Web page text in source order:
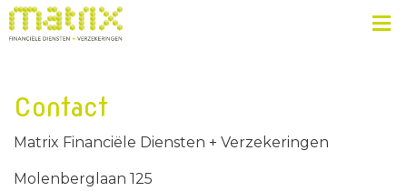
Contact
Matrix Financiële Diensten + Verzekeringen
Molenberglaan 125